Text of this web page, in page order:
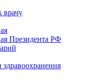
врачу
Президента РФ